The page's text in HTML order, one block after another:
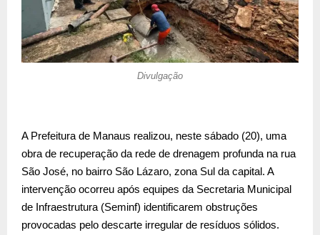
Divulgação
A Prefeitura de Manaus realizou, neste sábado (20), uma
obra de recuperação da rede de drenagem profunda na rua
São José, no bairro São Lázaro, zona Sul da capital. A
intervenção ocorreu após equipes da Secretaria Municipal
de Infraestrutura (Seminf) identificarem obstruções
provocadas pelo descarte irregular de resíduos sólidos.